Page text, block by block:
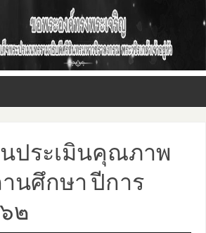
นประเมินคุณภาพ
นศึกษา ปีการ
๒